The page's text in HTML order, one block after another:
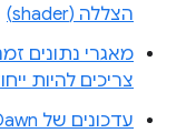
הצללה (shader)
מאגרי נתונים
צריכים להיות
עדכונים של Dawn